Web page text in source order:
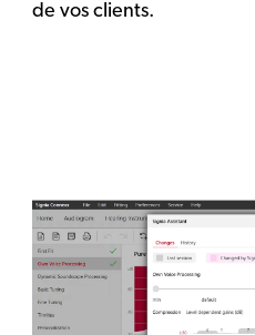
de vos clients.